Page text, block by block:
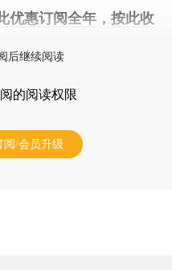
优惠订阅全年， 按此收
后继续阅读
的阅读权限
阅/会员升级